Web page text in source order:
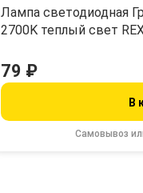
Лампа светодиодная
2700K теплый свет
Самовывоз
79 ₽
В